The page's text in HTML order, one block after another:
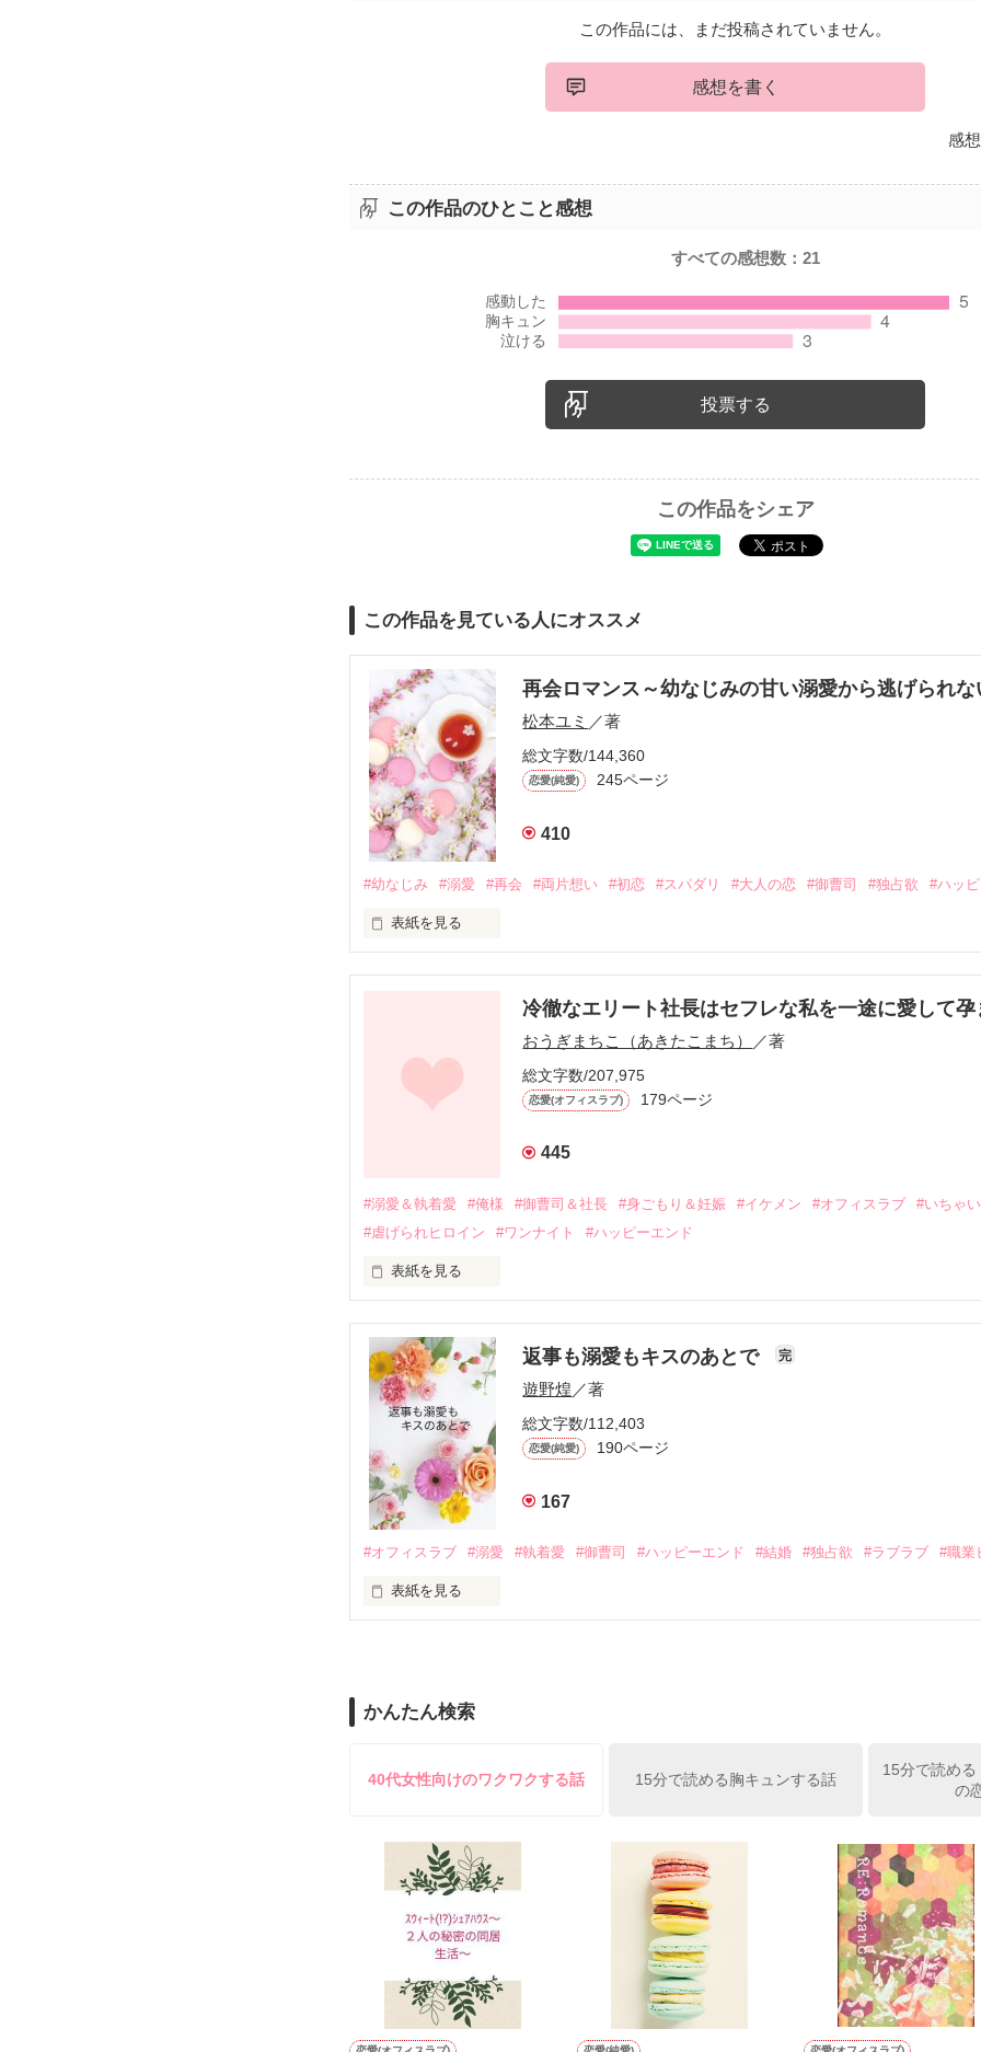
この作品には、まだ投稿されていません。
感想を書く
感
この作品のひとこと感想
すべての感想数：21
投票する
この作品をシェア
この作品を見ている人にオススメ
再会ロマンス～幼なじみの甘い溺愛から逃げられな
松本ユミ ／著
総文字数/144,360
恋愛(純愛) 245ページ
410
#幼なじみ #溺愛 #再会 #両片想い #初恋 #スパダリ #大人の恋 #御曹司 #独占欲 #ハッ
表紙を見る
幼なじみの哲平に淡い恋心を抱いていた美桜。
しかし、ある出来事をきっかけに二人の関係は壊れてしまう。
関係修復もできないまま、美桜は両親の離婚によって
引っ越すことになり、哲平とも離れ離れになった。
そして、ひょんなことから
酔った勢いで一夜を共にしてしまった。
さらに、美桜が初めてだと知った哲平は
『責任をとる、結婚しよう』と真っ直ぐに告げてきた。
甘やかしてくる。
そんなある日、哲平は美桜がストーカー被害に
遭っていることを知る。
美桜を守るため、哲平は同居を提案してきて――。
夏木美桜(なつきみお)
✕
鳴海哲平 (なるみてっぺい)
止まっていたはずの二人の時間が、再び動き出す。
作品を読む
冷徹なエリート社長はセフレな私を一途に愛して孕
おうぎまちこ（あきたこまち） ／著
総文字数/207,975
恋愛(オフィスラブ) 179ページ
445
#溺愛＆執着愛 #俺様 #御曹司＆社長 #身ごもり＆妊娠 #イケメン #オフィスラブ
#いちゃ
#虐げられヒロイン
#ワンナイト #ハッピーエンド
表紙を見る
ろ、日本人美青年と出会い、酒の勢いもあり一夜限りの関係となる。
帰国後、美桜は新しい職場でワンナイトした美青年と再会。なんと彼の正体は、とあ
も関わらず、一族を離れて起業した新進気鋭の実業家、社内でも冷徹だと評判な社長
人だったのだ――！
なぜか恭司から飼い猫の世話係を命じられた美桜は、猫の世話を口実にしばしば呼び
返事も溺愛もキスのあとで 完
遊野煌 ／著
総文字数/112,403
恋愛(純愛) 190ページ
167
#オフィスラブ #溺愛 #執着愛 #御曹司 #ハッピーエンド #結婚 #独占欲 #ラブラブ #職業
表紙を見る
雪瀬鷹哉（29）が『──俺と結婚してくれないか』といきなりプロポーズをしてきた上
鷹哉『宜しくな、俺の雛子』🦅
シゴデキで冷徹な上司が見せる素顔は、なぜか想像以上に甘くて……🐥💓🦅
※表紙も作中使用の画像も全てフリー素材です。
※執筆期間2026.6.3〜7.20完結です。
※他サイトさんにて恋愛トレンド1位でした〜良かったら読んで頂けると嬉しいです。
作品を読む
かんたん検索
40代女性向けのワクワクする話 15分で読める胸キュンする話
15分で読める
の